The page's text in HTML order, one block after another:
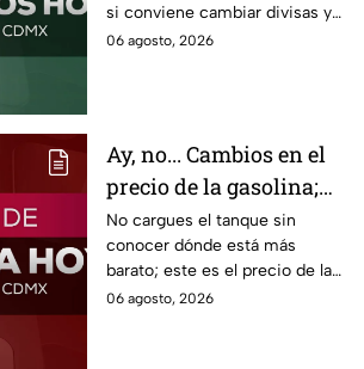
si conviene cambiar divisas y
cómo el flujo en el estrecho de
06 agosto, 2026
Ay, no... Cambios en el
precio de la gasolina;
así quedó HOY
No cargues el tanque sin
conocer dónde está más
barato; este es el precio de la
gasolina para hoy jueves 6 de
06 agosto, 2026